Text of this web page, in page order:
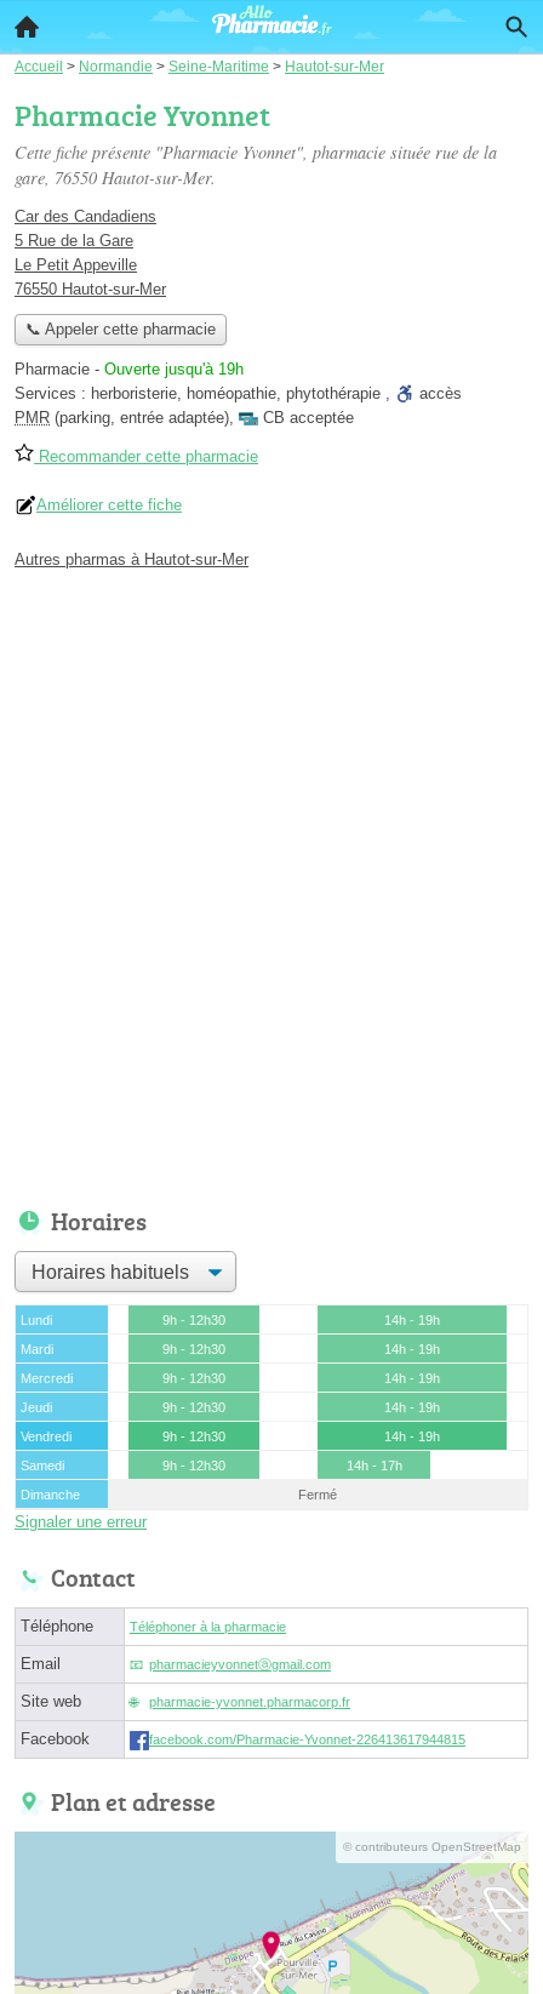
Accueil > Normandie > Seine-Maritime > Hautot-sur-Mer
Pharmacie Yvonnet
Cette fiche présente "Pharmacie Yvonnet", pharmacie située rue de la
gare, 76550 Hautot-sur-Mer.
Car des Candadiens
5 Rue de la Gare
Le Petit Appeville
76550 Hautot-sur-Mer
📞 Appeler cette pharmacie
Pharmacie - Ouverte jusqu'à 19h
Services : herboristerie, homéopathie, phytothérapie ,
accès
PMR (parking, entrée adaptée), CB acceptée
Recommander cette pharmacie
Améliorer cette fiche
Autres pharmas à Hautot-sur-Mer
Horaires
Lundi 9h - 12h30
14h - 19h
Mardi
9h - 12h30
14h - 19h
Mercredi
9h - 12h30
14h - 19h
Jeudi
9h - 12h30
14h - 19h
Vendredi
9h - 12h30
14h - 19h
Samedi
9h - 12h30
14h - 17h
Dimanche
Fermé
Signaler une erreur
Contact
Téléphone Téléphoner à la pharmacie
Email pharmacieyvonnetⓐgmail.com
Site web pharmacie-yvonnet.pharmacorp.fr
Facebook facebook.com/Pharmacie-Yvonnet-226413617944815
Plan et adresse
© contributeurs OpenStreetMap